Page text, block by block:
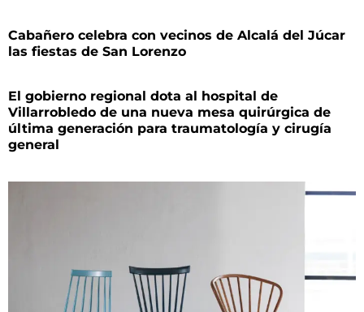
Cabañero celebra con vecinos de Alcalá del Júcar
las fiestas de San Lorenzo
El gobierno regional dota al hospital de
Villarrobledo de una nueva mesa quirúrgica de
última generación para traumatología y cirugía
general